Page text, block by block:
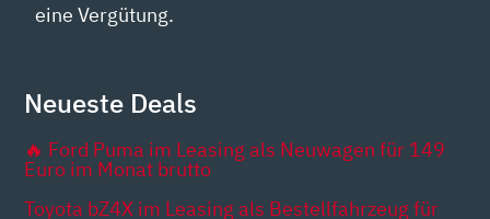
eine Vergütung.
Neueste Deals
🔥 Ford Puma im Leasing als Neuwagen für 149
Euro im Monat brutto
Toyota bZ4X im Leasing als Bestellfahrzeug für